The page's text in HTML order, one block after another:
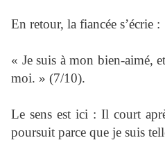
En retour, la fiancée s’écrie :
« Je suis à mon bien-aimé,
moi. » (7/10).
Le sens est ici : Il court
poursuit parce que je suis